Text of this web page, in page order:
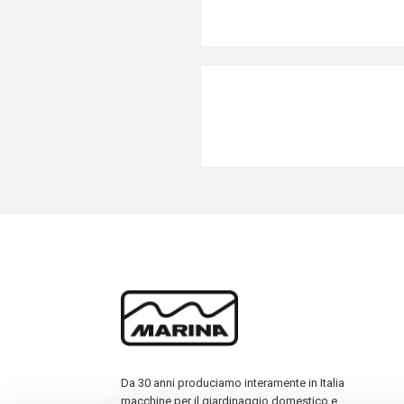
Da 30 anni produciamo interamente in Italia
macchine per il giardinaggio domestico e